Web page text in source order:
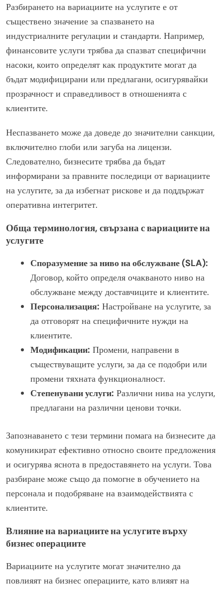
Разбирането на вариациите на услугите е от
съществено значение за спазването на
индустриалните регулации и стандарти. Например,
финансовите услуги трябва да спазват специфични
насоки, които определят как продуктите могат да
бъдат модифицирани или предлагани, осигурявайки
прозрачност и справедливост в отношенията с
клиентите.
Неспазването може да доведе до значителни санкции,
включително глоби или загуба на лицензи.
Следователно, бизнесите трябва да бъдат
информирани за правните последици от вариациите
на услугите, за да избегнат рискове и да поддържат
оперативна интегритет.
Обща терминология, свързана с вариациите на
услугите
Споразумение за ниво на обслужване (SLA):
Договор, който определя очакваното ниво на
обслужване между доставчиците и клиентите.
Персонализация: Настройване на услугите, за
да отговорят на специфичните нужди на
клиентите.
Модификации: Промени, направени в
съществуващите услуги, за да се подобри или
промени тяхната функционалност.
Степенувани услуги: Различни нива на услуги,
предлагани на различни ценови точки.
Запознаването с тези термини помага на бизнесите да
комуникират ефективно относно своите предложения
и осигурява яснота в предоставянето на услуги. Това
разбиране може също да помогне в обучението на
персонала и подобряване на взаимодействията с
клиентите.
Влияние на вариациите на услугите върху
бизнес операциите
Вариациите на услугите могат значително да
повлияят на бизнес операциите, като влияят на